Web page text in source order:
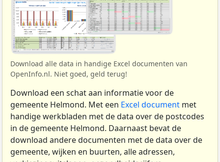
Download alle data in handige Excel documenten van
OpenInfo.nl. Niet goed, geld terug!
Download een schat aan informatie voor de
gemeente Helmond. Met een Excel document met
handige werkbladen met de data over de postcodes
in de gemeente Helmond. Daarnaast bevat de
download andere documenten met de data over de
gemeente, wijken en buurten, alle adressen,